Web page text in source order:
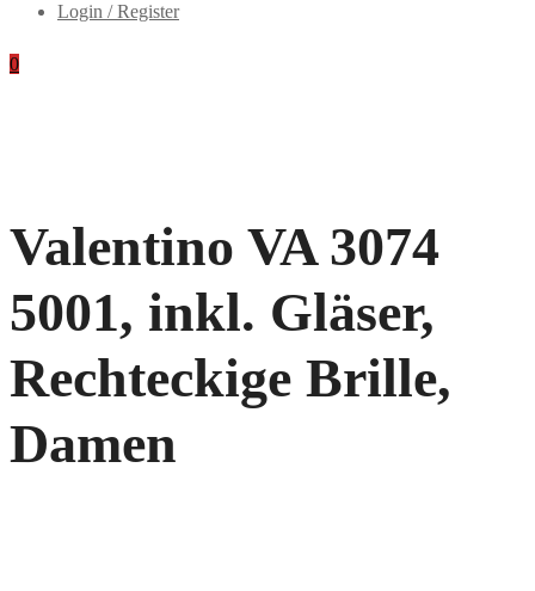
Login / Register
0
Valentino VA 3074
5001, inkl. Gläser,
Rechteckige Brille,
Damen